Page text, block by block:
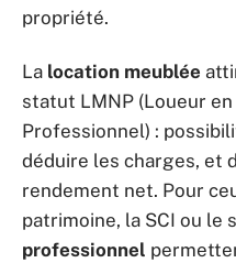
propriété.
La location meublée
statut LMNP (Loueur
Professionnel) :
déduire les charges, et
rendement net. Pour
patrimoine, la SCI ou le
professionnel